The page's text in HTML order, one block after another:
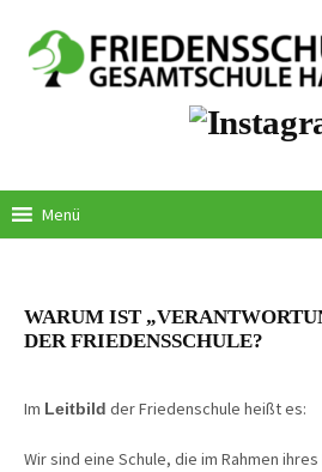
Inhalt
Menü
WARUM IST
DER FRIEDENSSCHULE?
Im Leitbild der Friedenschule heißt es:
Wir sind eine Schule, die im Rahmen